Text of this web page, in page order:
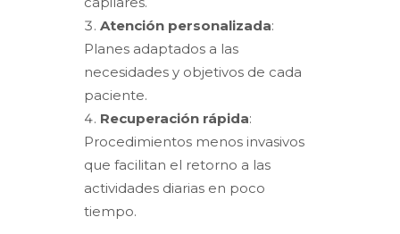
Atención personalizada:
Planes adaptados a las
necesidades y objetivos de cada
paciente.
Recuperación rápida:
Procedimientos menos invasivos
que facilitan el retorno a las
actividades diarias en poco
tiempo.